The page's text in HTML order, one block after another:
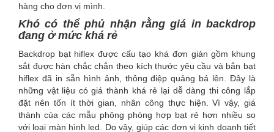
hàng cho đơn vị mình.
Khó có thể phủ nhận rằng giá in backdrop
đang ở mức khá rẻ
Backdrop bạt hiflex được cấu tạo khá đơn giản gồm khung
sắt được hàn chắc chắn theo kích thước yêu cầu và bắn bạt
hiflex đã in sẵn hình ảnh, thông điệp quảng bá lên. Đây là
những vật liệu có giá thành khá rẻ lại dễ dàng thi công lắp
đặt nên tốn ít thời gian, nhân công thực hiện. Vì vậy, giá
thành của các mẫu phông phòng hợp bạt rẻ hơn nhiều so
với loại màn hình led. Do vậy, giúp các đơn vị kinh doanh tiết